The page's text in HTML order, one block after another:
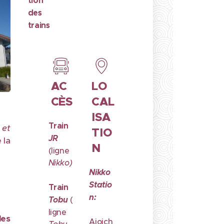
la
des
trains
AC
CÈS
Train
JR
(ligne
Nikko)
Train
Tobu (
ligne
LO
CAL
ISA
TIO
N
Nikko
Statio
n:
Aioich